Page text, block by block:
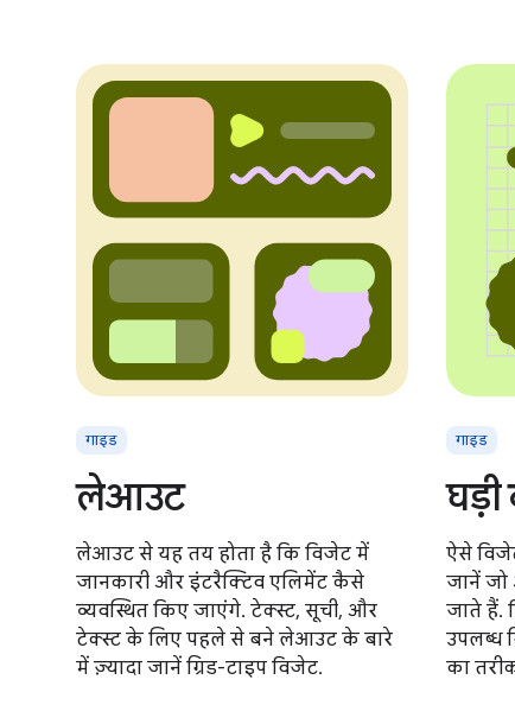
गाइड
लेआउट
लेआउट से यह तय होता है कि विजेट में
जानकारी और इंटरैक्टिव एलिमेंट कैसे
व्यवस्थित किए जाएंगे. टेक्स्ट, सूची, और
टेक्स्ट के लिए पहले से बने लेआउट के बारे
में ज़्यादा जानें ग्रिड-टाइप विजेट.
गाइड
ऐसे
जानें जो
जाते हैं.
उपलब्ध
का